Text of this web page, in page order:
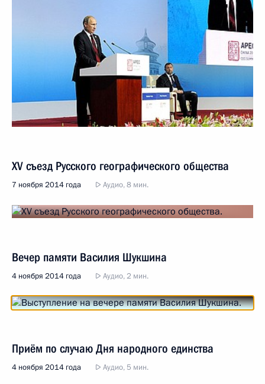
XV съезд Русского географического общества
7 ноября 2014 года Аудио, 8 мин.
Вечер памяти Василия Шукшина
4 ноября 2014 года Аудио, 2 мин.
Приём по случаю Дня народного единства
4 ноября 2014 года Аудио, 5 мин.